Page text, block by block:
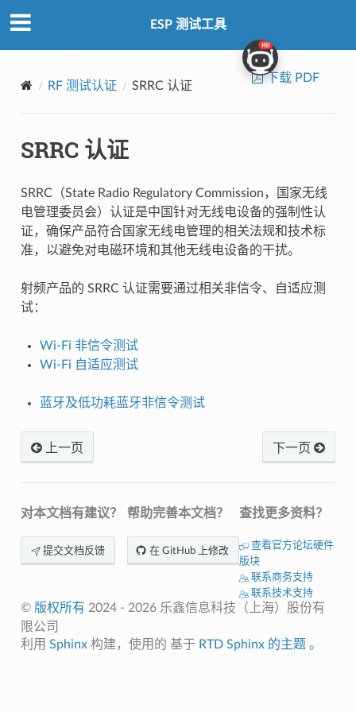
ESP 测试工具
RF 测试认证 SRRC 认证
下载 PDF
SRRC 认证
SRRC（State Radio Regulatory Commission，国家无线
电管理委员会）认证是中国针对无线电设备的强制性认
证，确保产品符合国家无线电管理的相关法规和技术标
准，以避免对电磁环境和其他无线电设备的干扰。
射频产品的 SRRC 认证需要通过相关非信令、自适应测
试：
Wi-Fi 非信令测试
Wi-Fi 自适应测试
蓝牙及低功耗蓝牙非信令测试
下一页
上一页
对本文档有建议？
提交文档反馈
帮助完善本文档？
在 GitHub 上修改
查找更多资料？
查看官方论坛硬件
版块
联系商务支持
联系技术支持
© 版权所有 2024 - 2026 乐鑫信息科技（上海）股份有
限公司
利用 Sphinx构建，使用的 基于 RTD Sphinx 的主题 。